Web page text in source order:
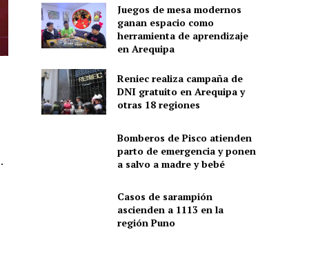
Juegos de mesa modernos
ganan espacio como
herramienta de aprendizaje
en Arequipa
Reniec realiza campaña de
DNI gratuito en Arequipa y
otras 18 regiones
Bomberos de Pisco atienden
parto de emergencia y ponen
a salvo a madre y bebé
Casos de sarampión
ascienden a 1113 en la
región Puno